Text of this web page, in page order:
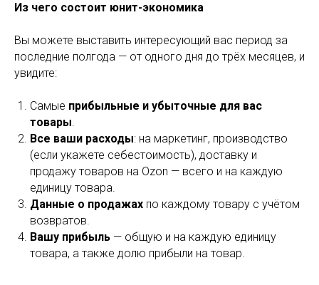
Из чего состоит юнит-экономика
Вы можете выставить интересующий вас период за
последние полгода — от одного дня до трёх месяцев, и
увидите:
Самые прибыльные и убыточные для вас
товары.
Все ваши расходы: на маркетинг, производство
(если укажете себестоимость), доставку и
продажу товаров на Ozon — всего и на каждую
единицу товара.
Данные о продажах по каждому товару с учётом
возвратов.
Вашу прибыль — общую и на каждую единицу
товара, а также долю прибыли на товар.